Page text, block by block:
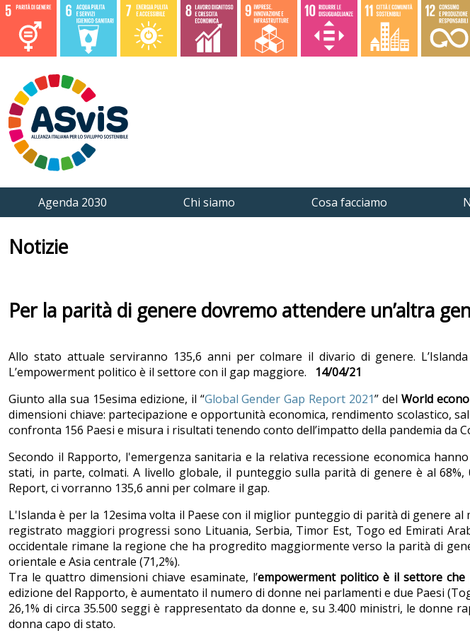
Agenda 2030 Chi siamo Cosa facciamo
Notizie
Per la parità di genere dovremo attendere un’altra
Allo stato attuale serviranno 135,6 anni per colmare il divario di genere.
L’empowerment politico è il settore con il gap maggiore. 14/04/21
Giunto alla sua 15esima edizione, il “Global Gender Gap Report 2021” delWorld
dimensioni chiave: partecipazione e opportunità economica, rendimento scolastico,
confronta 156 Paesi e misura i risultati tenendo conto dell’impatto della pandemia da
Secondo il Rapporto, l'emergenza sanitaria e la relativa recessione economica
stati, in parte, colmati. A livello globale, il punteggio sulla parità di genere è al
Report, ci vorranno 135,6 anni per colmare il gap.
L'Islanda è per la 12esima volta il Paese con il miglior punteggio di parità di genere
registrato maggiori progressi sono Lituania, Serbia, Timor Est, Togo ed Emirati
occidentale rimane la regione che ha progredito maggiormente verso la parità di
orientale e Asia centrale (71,2%).
Tra le quattro dimensioni chiave esaminate, l’empowerment politico è il settore
edizione del Rapporto, è aumentato il numero di donne nei parlamenti e due Paesi
26,1% di circa 35.500 seggi è rappresentato da donne e, su 3.400 ministri, le donne
donna capo di stato.